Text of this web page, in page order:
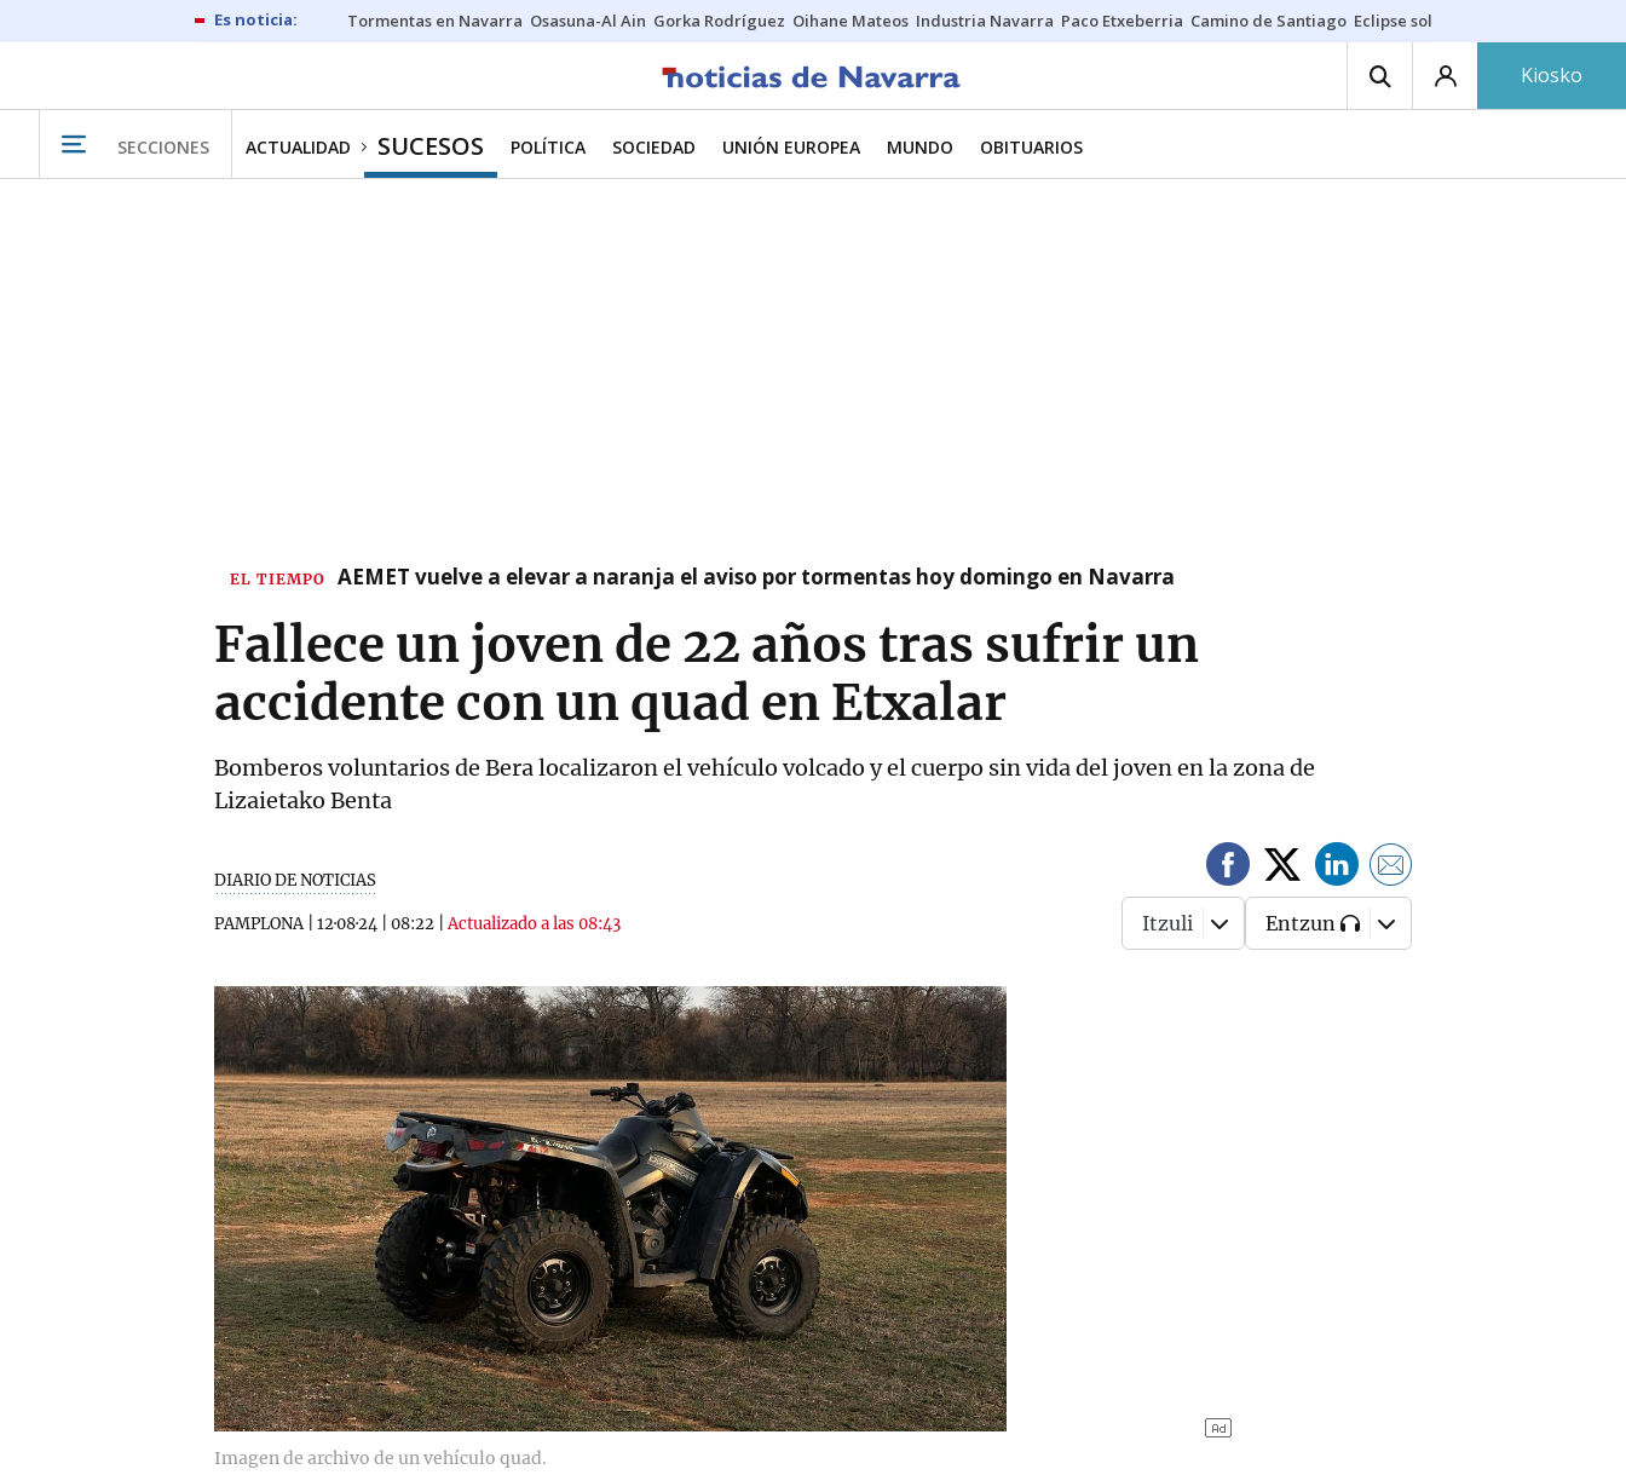
Tormentas en Navarra Osasuna-Al Ain Gorka Rodríguez Oihane Mateos Industria Navarra Paco Etxeberria Camino de Santiago Eclipse solar en Navarra
Kiosko
SECCIONES ACTUALIDAD SUCESOS POLÍTICA SOCIEDAD UNIÓN EUROPEA MUNDO OBITUARIOS
EL TIEMPO AEMET vuelve a elevar a naranja el aviso por tormentas hoy domingo en Navarra
Fallece un joven de 22 años tras sufrir un
accidente con un quad en Etxalar
Bomberos voluntarios de Bera localizaron el vehículo volcado y el cuerpo sin vida del joven en la zona de
Lizaietako Benta
DIARIO DE NOTICIAS
PAMPLONA| 12·08·24 08:22 |Actualizado a las 08:43 Itzuli Entzun
Imagen de archivo de un vehículo quad.